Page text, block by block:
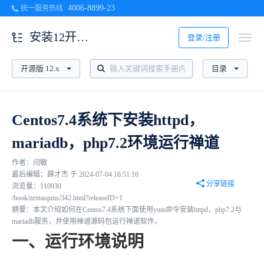
统一服务热线 4006-8899-23
登录/注册
安装12开源版
开源版 12.x 目录
Centos7.4系统下安装httpd，
mariadb，php7.2环境运行禅道
作者：闫敏
最后编辑：薛才杰 于 2024-07-04 16:51:16
浏览量：110930
分享链接
/book/zentaopms/342.html?releaseID=1
摘要：本文介绍如何在Centos7.4系统下面使用yum命令安装httpd，php7.2与
mariadb服务，并使用禅道源码包运行禅道软件。
一、运行环境说明